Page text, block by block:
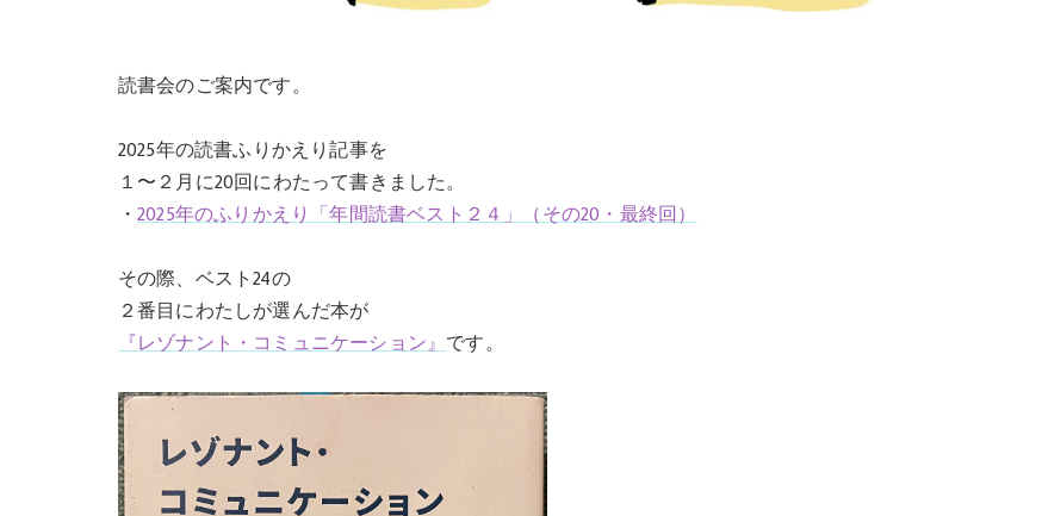
読書会のご案内です。
2025年の読書ふりかえり記事を
１〜２月に20回にわたって書きました。
・2025年のふりかえり「年間読書ベスト２４」（その20・最終回）
その際、ベスト24の
２番目にわたしが選んだ本が
『レゾナント・コミュニケーション』です。